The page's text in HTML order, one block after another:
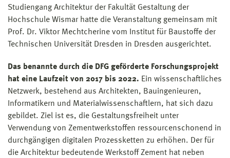
Studiengang Architektur der Fakultät Gestaltung der
Hochschule Wismar hatte die Veranstaltung gemeinsam mit
Prof. Dr. Viktor Mechtcherine vom Institut für Baustoffe der
Technischen Universität Dresden in Dresden ausgerichtet.
Das benannte durch die DFG geförderte Forschungsprojekt
hat eine Laufzeit von 2017 bis 2022. Ein wissenschaftliches
Netzwerk, bestehend aus Architekten, Bauingenieuren,
Informatikern und Materialwissenschaftlern, hat sich dazu
gebildet. Ziel ist es, die Gestaltungsfreiheit unter
Verwendung von Zementwerkstoffen ressourcenschonend in
durchgängigen digitalen Prozessketten zu erhöhen. Der für
die Architektur bedeutende Werkstoff Zement hat neben